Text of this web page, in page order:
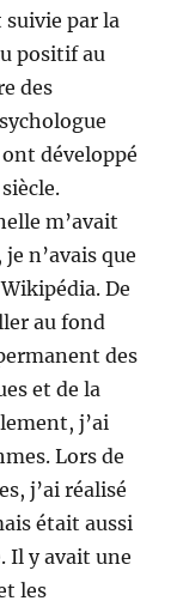
suivie par la
positif au
des
développé
m’avait
n’avais que
De
au fond
des
et de la
j’ai
Lors de
j’ai réalisé
était aussi
Il y avait une
les